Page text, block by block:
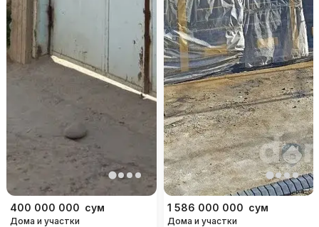
400 000 000 сум
Дома и участки
1 586 000 000 сум
Дома и участки